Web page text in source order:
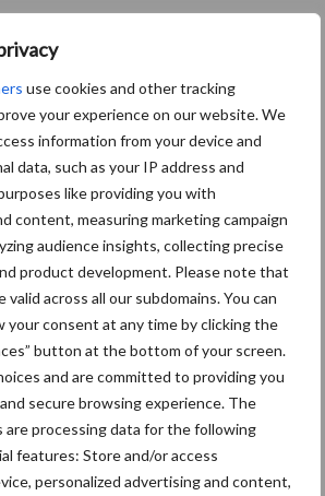
use cookies and other tracking
your experience on our website. We
information from your device and
data, such as your IP address and
like providing you with
content, measuring marketing campaign
audience insights, collecting precise
product development. Please note that
across all our subdomains. You can
your consent at any time by clicking the
button at the bottom of your screen.
and are committed to providing you
secure browsing experience. The
processing data for the following
features: Store and/or access
personalized advertising and content,
jou!
Van onze partner OCI Agro
Weet u al wat u komend
seizoen gaat strooien?
Van onze partner OCI Agro
Nu al nadenken over
meststofkeuze volgend
seizoen!
Van onze partner OCI Agro
Weersvooruitzichten sturen
aan op winterklaar maken
graspercelen